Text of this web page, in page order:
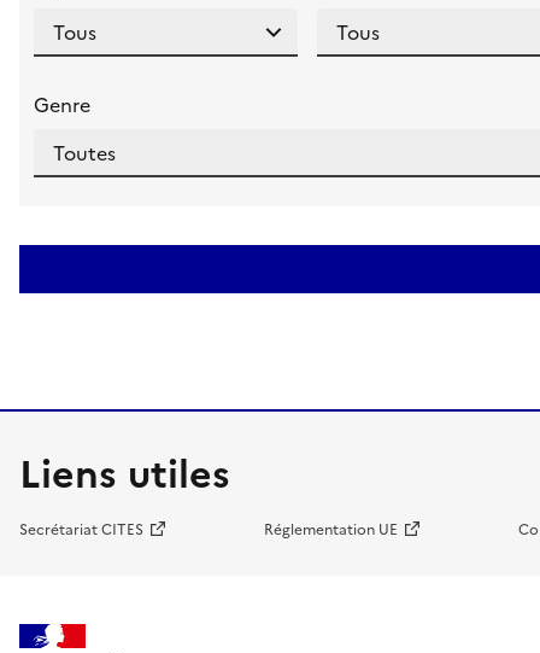
Genre
Liens utiles
Secrétariat CITES Réglementation UE